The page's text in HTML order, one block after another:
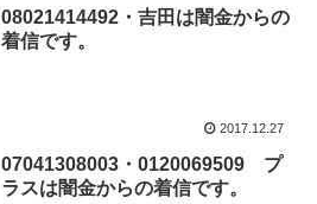
08021414492・吉田は闇金からの
着信です。
2017.12.27
07041308003・0120069509 プ
ラスは闇金からの着信です。